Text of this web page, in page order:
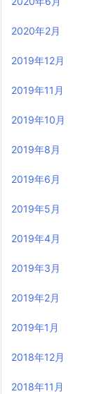
2020年2月
2019年12月
2019年11月
2019年10月
2019年8月
2019年6月
2019年5月
2019年4月
2019年3月
2019年2月
2019年1月
2018年12月
2018年11月